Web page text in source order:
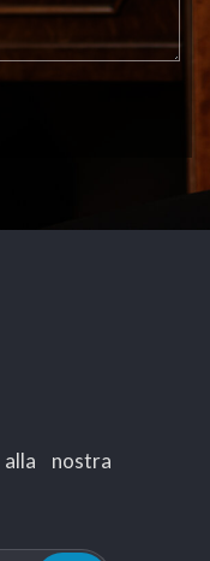
nostra